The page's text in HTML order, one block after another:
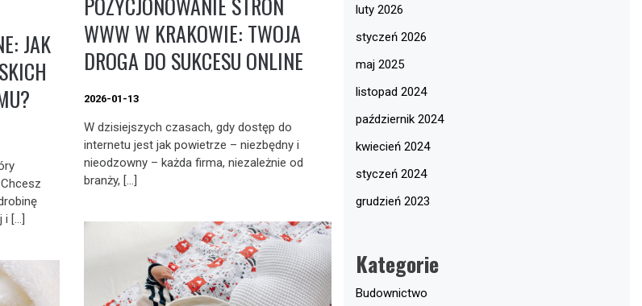
WWW W KRAKOWIE: TWOJA
DROGA DO SUKCESU ONLINE
2026-01-13
W dzisiejszych czasach, gdy dostęp do
internetu jest jak powietrze – niezbędny i
nieodzowny – każda firma, niezależnie od
branży, […]
JAK
i […]
luty 2026
styczeń 2026
maj 2025
listopad 2024
październik 2024
kwiecień 2024
styczeń 2024
grudzień 2023
Kategorie
Budownictwo